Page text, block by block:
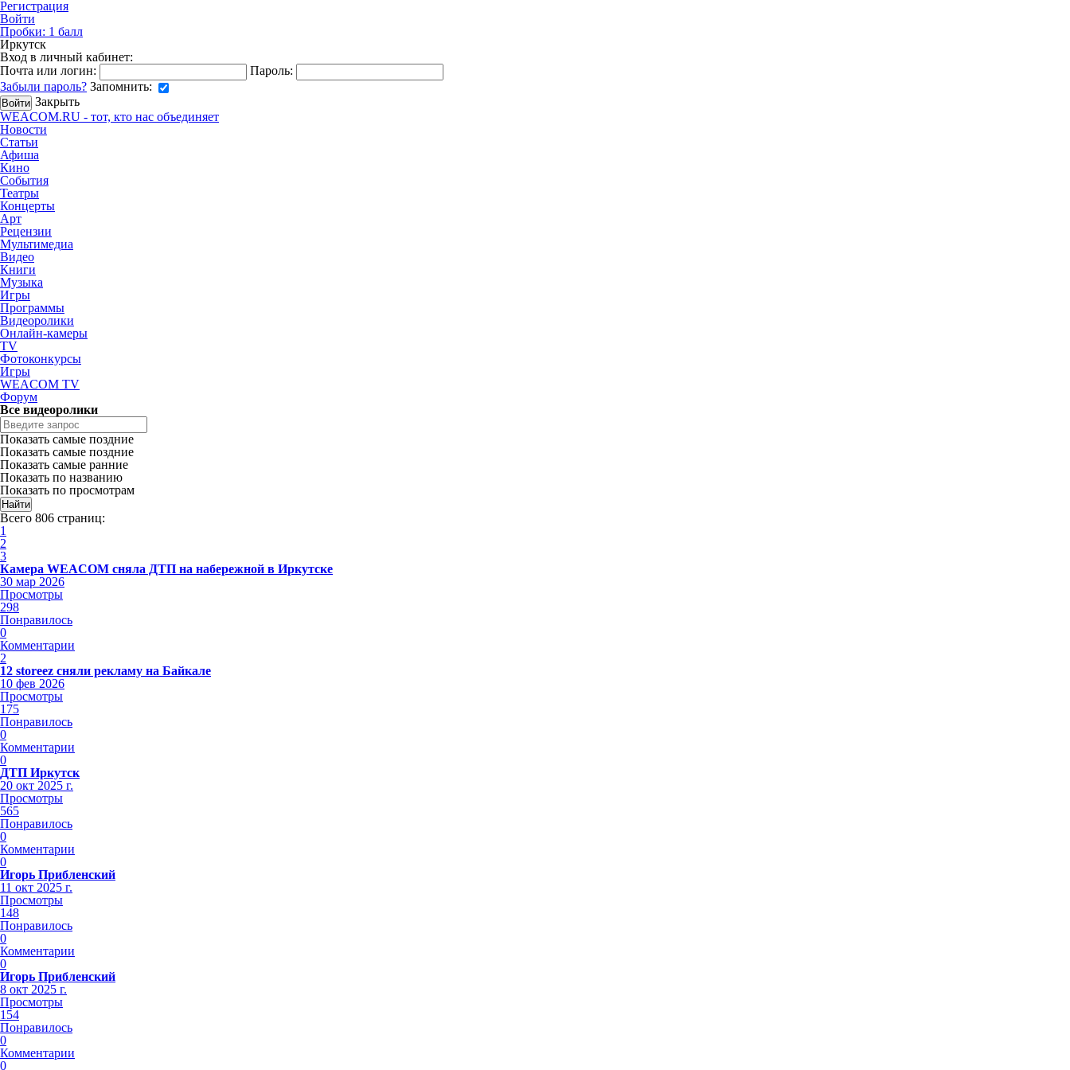
Регистрация
Войти
Пробки: 1 балл
Иркутск
Вход в личный кабинет:
Почта или логин:
Пароль:
Забыли пароль? Запомнить:
Закрыть
WEACOM.RU - тот, кто нас объединяет
Новости
Статьи
Афиша
Кино
События
Театры
Концерты
Арт
Рецензии
Мультимедиа
Видео
Книги
Музыка
Игры
Программы
Видеоролики
Онлайн-камеры
TV
Фотоконкурсы
Игры
WEACOM TV
Форум
Все видеоролики
Показать самые поздние
Показать самые поздние
Показать самые ранние
Показать по названию
Показать по просмотрам
Всего 806 страниц:
1
2
3
Камера WEACOM сняла ДТП на набережной в Иркутске
30 мар 2026
Просмотры
298
Понравилось
0
Комментарии
2
12 storeez сняли рекламу на Байкале
10 фев 2026
Просмотры
175
Понравилось
0
Комментарии
0
ДТП Иркутск
20 окт 2025 г.
Просмотры
565
Понравилось
0
Комментарии
0
Игорь Прибленский
11 окт 2025 г.
Просмотры
148
Понравилось
0
Комментарии
0
Игорь Прибленский
8 окт 2025 г.
Просмотры
154
Понравилось
0
Комментарии
0